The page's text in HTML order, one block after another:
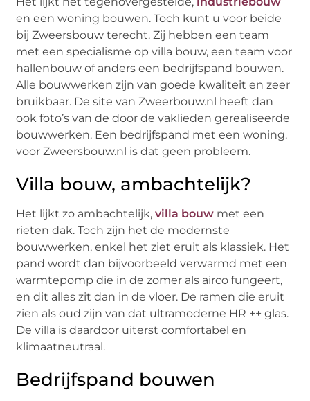
en een woning bouwen. Toch kunt u voor beide
bij Zweersbouw terecht. Zij hebben een team
met een specialisme op villa bouw, een team voor
hallenbouw of anders een bedrijfspand bouwen.
Alle bouwwerken zijn van goede kwaliteit en zeer
bruikbaar. De site van Zweerbouw.nl heeft dan
ook foto’s van de door de vaklieden gerealiseerde
bouwwerken. Een bedrijfspand met een woning.
voor Zweersbouw.nl is dat geen probleem.
Villa bouw, ambachtelijk?
Het lijkt zo ambachtelijk,villa bouw met een
rieten dak. Toch zijn het de modernste
bouwwerken, enkel het ziet eruit als klassiek. Het
pand wordt dan bijvoorbeeld verwarmd met een
warmtepomp die in de zomer als airco fungeert,
en dit alles zit dan in de vloer. De ramen die eruit
zien als oud zijn van dat ultramoderne HR ++ glas.
De villa is daardoor uiterst comfortabel en
klimaatneutraal.
Bedrijfspand bouwen